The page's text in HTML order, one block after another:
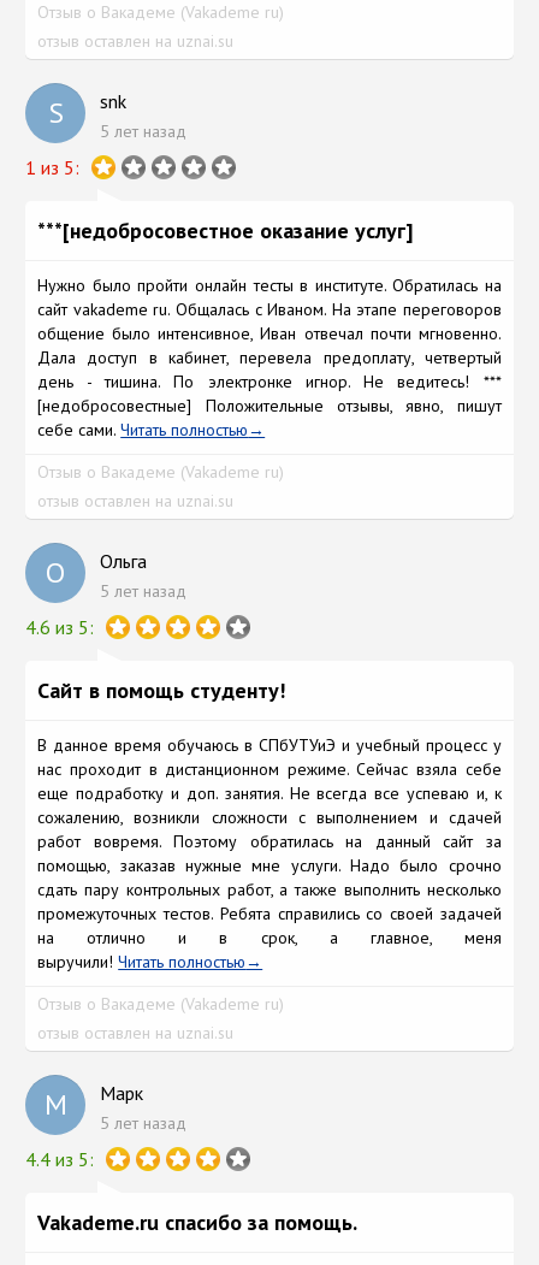
Отзыв о Вакадеме (Vakademe ru)
отзыв оставлен на uznai.su
S snk
5 лет назад
1 из 5:
***[недобросовестное оказание услуг]
Нужно было пройти онлайн тесты в институте. Обратилась на
сайт vakademe ru. Общалась с Иваном. На этапе переговоров
общение было интенсивное, Иван отвечал почти мгновенно.
Дала доступ в кабинет, перевела предоплату, четвертый
день - тишина. По электронке игнор. Не ведитесь! ***
[недобросовестные] Положительные отзывы, явно, пишут
себе сами.Читать полностью
Отзыв о Вакадеме (Vakademe ru)
отзыв оставлен на uznai.su
О Ольга
5 лет назад
4.6 из 5:
Сайт в помощь студенту!
В данное время обучаюсь в СПбУТУиЭ и учебный процесс у
нас проходит в дистанционном режиме. Сейчас взяла себе
еще подработку и доп. занятия. Не всегда все успеваю и, к
сожалению, возникли сложности с выполнением и сдачей
работ вовремя. Поэтому обратилась на данный сайт за
помощью, заказав нужные мне услуги. Надо было срочно
сдать пару контрольных работ, а также выполнить несколько
промежуточных тестов. Ребята справились со своей задачей
на отлично и в срок, а главное, меня
выручили!Читать полностью
Отзыв о Вакадеме (Vakademe ru)
отзыв оставлен на uznai.su
М Марк
5 лет назад
4.4 из 5:
Vakademe.ru спасибо за помощь.